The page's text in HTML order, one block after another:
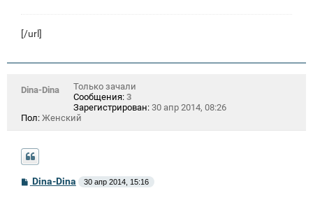
[/url]
Dina-Dina
Только зачали
Сообщения: 3
Зарегистрирован: 30 апр 2014, 08:26
Пол: Женский
СDina-Dina 30 апр 2014, 15:16